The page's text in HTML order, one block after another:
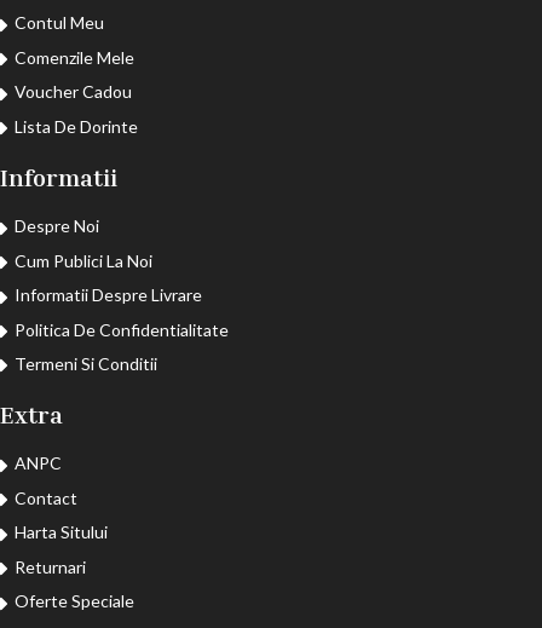
Contul Meu
Comenzile Mele
Voucher Cadou
Lista De Dorinte
Informatii
Despre Noi
Cum Publici La Noi
Informatii Despre Livrare
Politica De Confidentialitate
Termeni Si Conditii
Extra
ANPC
Contact
Harta Sitului
Returnari
Oferte Speciale